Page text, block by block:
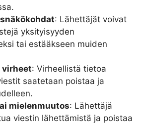
: Lähettäjät voivat
yksityisyyden
tai estääkseen muiden
: Virheellistä tietoa
saatetaan poistaa ja
mielenmuutos: Lähettäjä
viestin lähettämistä ja poistaa